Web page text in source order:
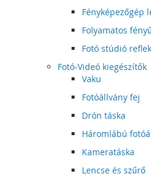
Fényképezőgép
Folyamatos
Fotó stúdió
Fotó-Videó kiegészítők
Vaku
Fotóállvány fej
Drón táska
Háromlábú
Kameratáska
Lencse és szűrő